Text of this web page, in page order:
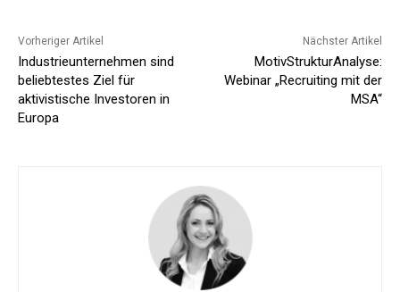
Vorheriger Artikel
Industrieunternehmen sind
beliebtestes Ziel für
aktivistische Investoren in
Europa
Nächster Artikel
MotivStrukturAnalyse:
Webinar „Recruiting mit der
MSA“